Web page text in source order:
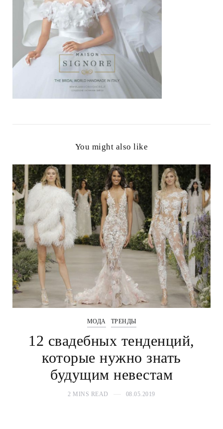
You might also like
МОДА ТРЕНДЫ
12 свадебных тенденций,
которые нужно знать
будущим невестам
2 MINS READ 08.05.2019